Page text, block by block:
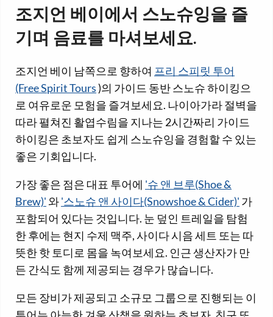
조지언 베이에서 스노슈잉을 즐
기며 음료를 마셔보세요.
조지언 베이 남쪽으로 향하여 프리 스피릿 투어
(Free Spirit Tours)의 가이드 동반 스노슈 하이킹으
로 여유로운 모험을 즐겨보세요. 나이아가라 절벽을
따라 펼쳐진 활엽수림을 지나는 2시간짜리 가이드
하이킹은 초보자도 쉽게 스노슈잉을 경험할 수 있는
좋은 기회입니다.
가장 좋은 점은 대표 투어에 '슈 앤 브루(Shoe &
Brew)' 와'스노슈 앤 사이다(Snowshoe & Cider)' 가
포함되어 있다는 것입니다. 눈 덮인 트레일을 탐험
한 후에는 현지 수제 맥주, 사이다 시음 세트 또는 따
뜻한 핫 토디로 몸을 녹여보세요. 인근 생산자가 만
든 간식도 함께 제공되는 경우가 많습니다.
모든 장비가 제공되고 소규모 그룹으로 진행되는 이